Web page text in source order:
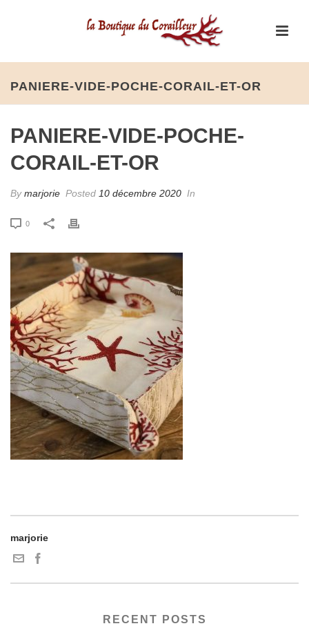
PANIERE-VIDE-POCHE-CORAIL-ET-OR
PANIERE-VIDE-POCHE-
CORAIL-ET-OR
Bymarjorie Posted 10 décembre 2020 In
0
marjorie
RECENT POSTS